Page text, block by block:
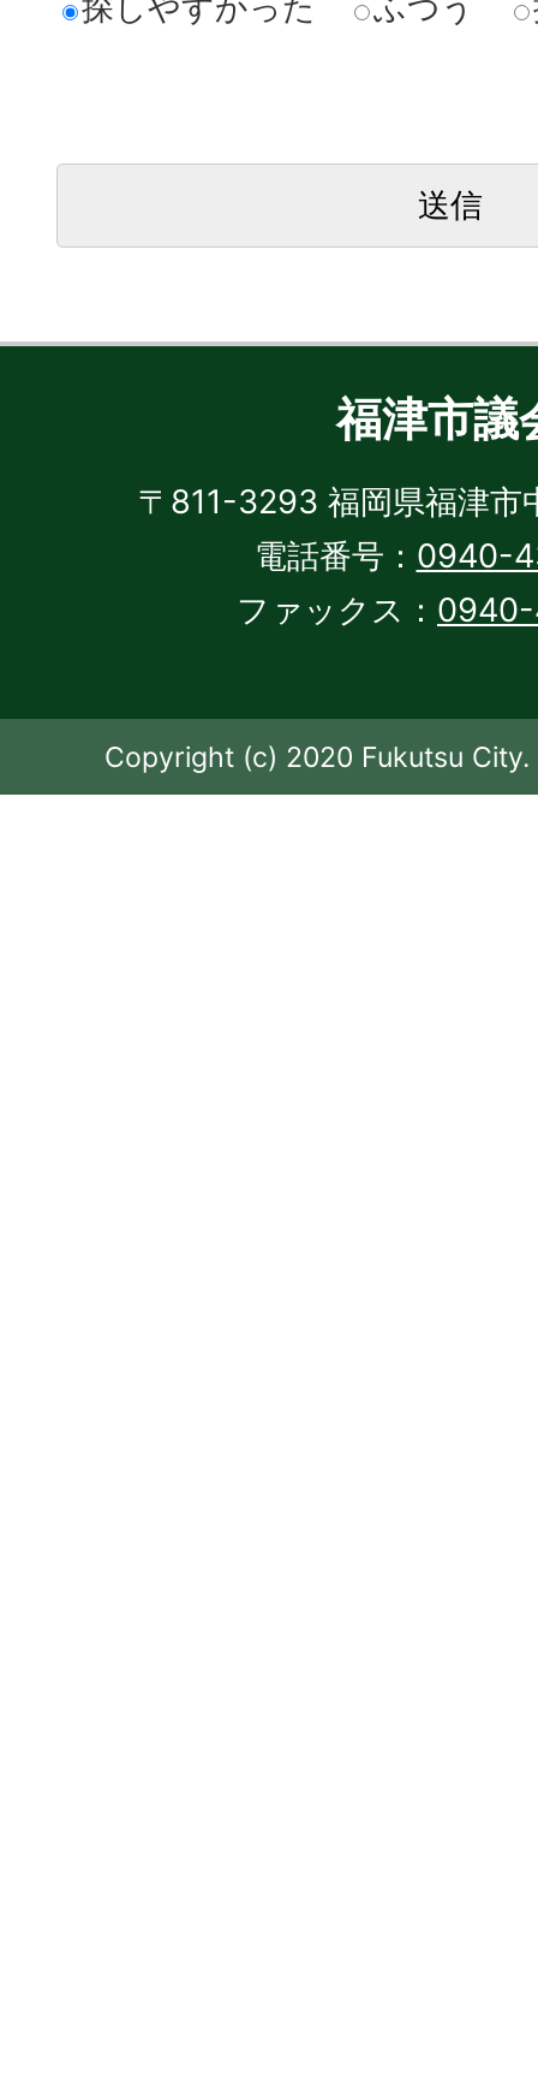
福津市議
〒811-3293 福岡県福津市
電話番号： 0940-
ファックス：
Copyright (c) 2020 Fukutsu City.